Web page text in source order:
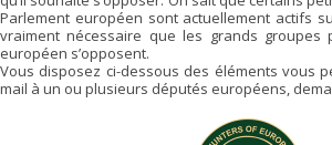
Parlement européen sont actuellement actifs
vraiment nécessaire que les grands groupes
européen s’opposent.
Vous disposez ci-dessous des éléments vous
mail à un ou plusieurs députés européens,